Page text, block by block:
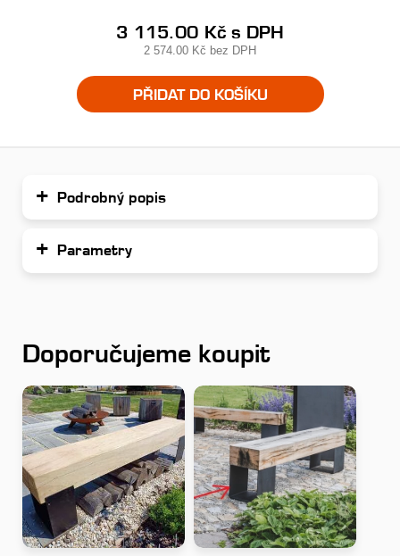
3 115.00 Kč s DPH
2 574.00 Kč bez DPH
PŘIDAT DO KOŠÍKU
Podrobný popis
Parametry
Doporučujeme koupit